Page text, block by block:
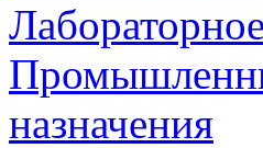
назначения